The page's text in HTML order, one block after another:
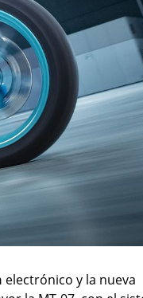
electrónico y la nueva